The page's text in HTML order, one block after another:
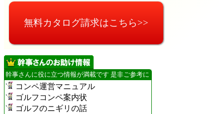
無料カタログ請求はこちら>>
幹事さんに役に立つ情報が満載です 是非ご参考に
コンペ運営マニュアル
ゴルフコンペ案内状
ゴルフのニギリの話